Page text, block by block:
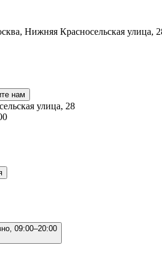
Нижняя Красносельская улица,
нам
улица, 28
09:00–20:00